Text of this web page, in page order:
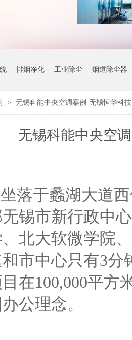
排烟净化 工业除尘 烟道除尘器
> 无锡科能中央空调案例-无锡恒华科
无锡科能中央空
落于蠡湖大道
锡市新行政中
北大软微学院
市中心只有3
在100,000平方
公理念。